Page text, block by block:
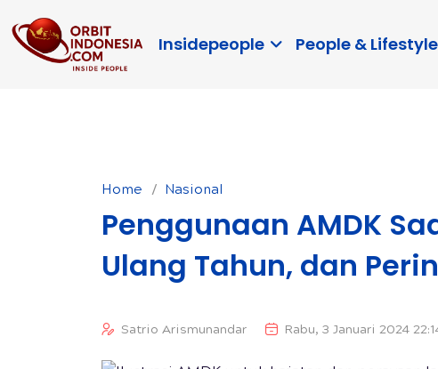
Insidepeople People & Lifestyle
Home Nasional
Penggunaan AMDK
Ulang Tahun, dan
Satrio Arismunandar Rabu, 3 Januari 2024